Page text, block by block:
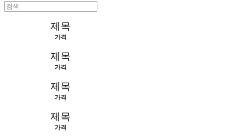
제목
가격
제목
가격
제목
가격
제목
가격